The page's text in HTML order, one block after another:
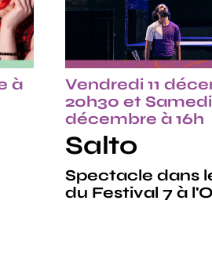
à
Vendredi 11
20h30 et Samedi
décembre à 16h
Salto
Spectacle dans
du Festival 7 à